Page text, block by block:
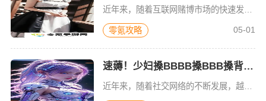
近年来，随着互联网赌博市场的快速发展，日本的插槽（也就是老虎机）游戏逐渐在全球范围内流行，尤其是在亚洲地区，其中“日本插槽X8”更是成为了热议话题。然而，很多玩家对这款游戏的合法性和正规性存在疑问，究
零氪攻略 05-01
速薅！少妇搡BBBB搡BBB搡背后真相曝光！网友纷纷炸锅
近年来，随着社交网络的不断发展，越来越多的网络热词和话题成为了网友们的热议焦点，而其中有些话题几乎瞬间风靡整个网络，引发了大量的关注与讨论。而“少妇搡BBBB搡BBB搡”便是其中一个引起热议的话题。它